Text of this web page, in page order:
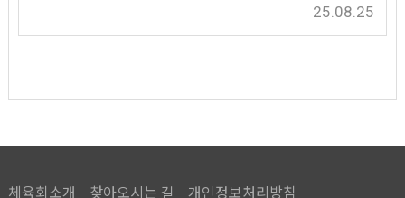
25.08.25
체육회소개 찾아오시는 길 개인정보처리방침